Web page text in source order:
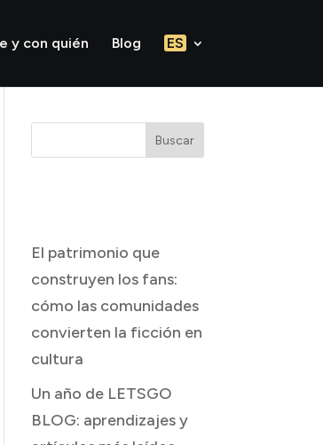
y con quién Blog ES
Buscar
El patrimonio que
construyen los fans:
cómo las comunidades
convierten la ficción en
cultura
Un año de LETSGO
BLOG: aprendizajes y